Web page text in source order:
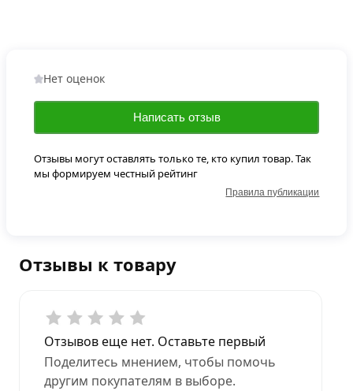
Отзывы к товару
Отзывов еще нет. Оставьте первый
Поделитесь мнением, чтобы помочь
другим покупателям в выборе.
Нет оценок
Написать отзыв
Отзывы могут оставлять только те, кто купил товар. Так
мы формируем честный рейтинг
Правила публикации